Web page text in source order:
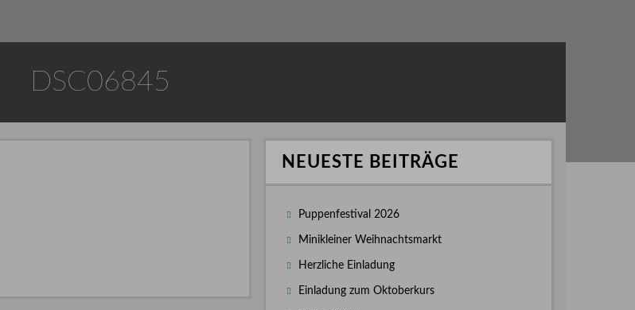
DSC06845
NEUESTE BEITRÄGE
Puppenfestival 2026
Minikleiner Weihnachtsmarkt
Herzliche Einladung
Einladung zum Oktoberkurs